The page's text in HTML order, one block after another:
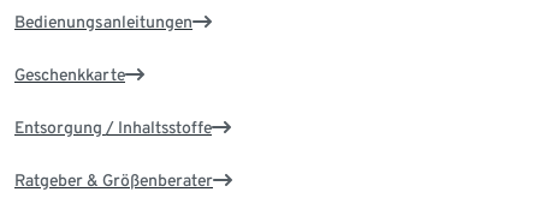
Bedienungsanleitungen
Geschenkkarte
Entsorgung / Inhaltsstoffe
Ratgeber & Größenberater